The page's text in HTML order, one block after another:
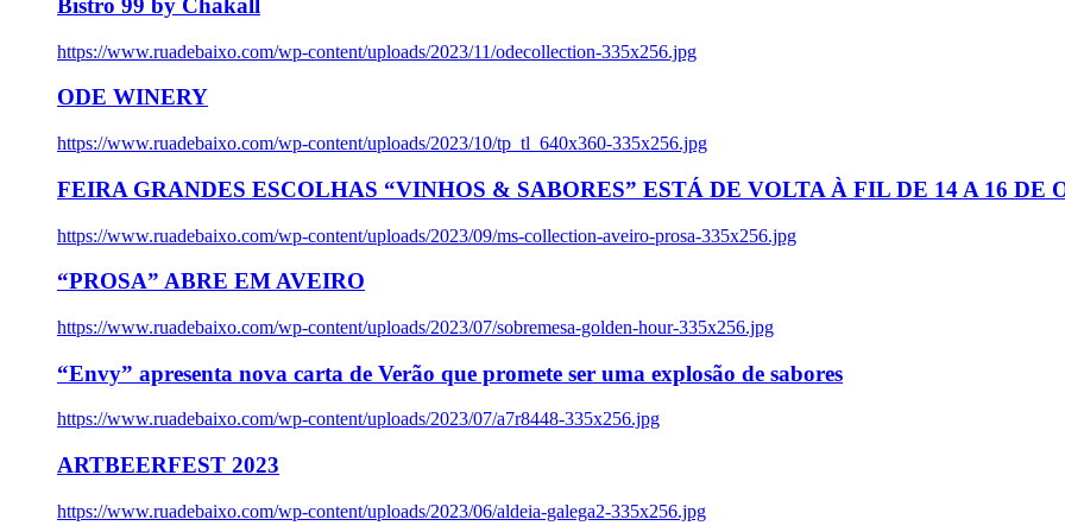
Bistro 99 by Chakall
https://www.ruadebaixo.com/wp-content/uploads/2023/11/odecollection-335x256.jpg
ODE WINERY
https://www.ruadebaixo.com/wp-content/uploads/2023/10/tp_tl_640x360-335x256.jpg
FEIRA GRANDES ESCOLHAS “VINHOS & SABORES” ESTÁ DE VOLTA À FIL DE 14 A 16 DE
https://www.ruadebaixo.com/wp-content/uploads/2023/09/ms-collection-aveiro-prosa-335x256.jpg
“PROSA” ABRE EM AVEIRO
https://www.ruadebaixo.com/wp-content/uploads/2023/07/sobremesa-golden-hour-335x256.jpg
“Envy” apresenta nova carta de Verão que promete ser uma explosão de sabores
https://www.ruadebaixo.com/wp-content/uploads/2023/07/a7r8448-335x256.jpg
ARTBEERFEST 2023
https://www.ruadebaixo.com/wp-content/uploads/2023/06/aldeia-galega2-335x256.jpg